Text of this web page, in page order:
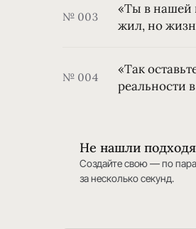
№ 003
«Ты в нашей
жил, но
№ 004
«Так
реальности
Не нашли
Создайте свою — по
за несколько секунд.